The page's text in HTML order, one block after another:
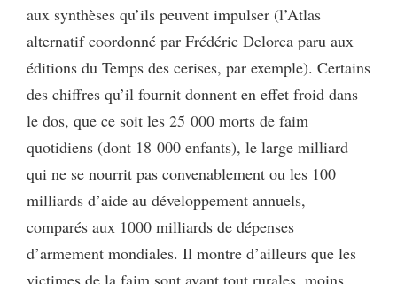
aux synthèses qu’ils peuvent impulser (l’Atlas
alternatif coordonné par Frédéric Delorca paru aux
éditions du Temps des cerises, par exemple). Certains
des chiffres qu’il fournit donnent en effet froid dans
le dos, que ce soit les 25 000 morts de faim
quotidiens (dont 18 000 enfants), le large milliard
qui ne se nourrit pas convenablement ou les 100
milliards d’aide au développement annuels,
comparés aux 1000 milliards de dépenses
d’armement mondiales. Il montre d’ailleurs que les
victimes de la faim sont avant tout rurales, moins